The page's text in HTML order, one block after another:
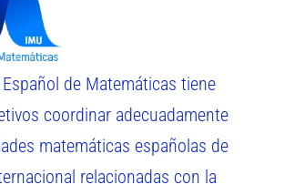
de Matemáticas tiene
coordinar adecuadamente
matemáticas españolas de
relacionadas con la